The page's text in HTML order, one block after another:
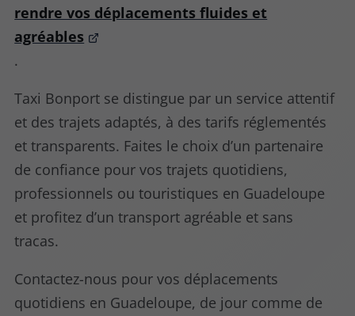
rendre vos déplacements fluides et
agréables
.
Taxi Bonport se distingue par un service attentif
et des trajets adaptés, à des tarifs réglementés
et transparents. Faites le choix d’un partenaire
de confiance pour vos trajets quotidiens,
professionnels ou touristiques en Guadeloupe
et profitez d’un transport agréable et sans
tracas.
Contactez-nous pour vos déplacements
quotidiens en Guadeloupe, de jour comme de